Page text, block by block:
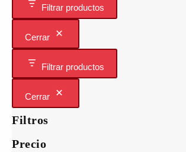
Filtrar productos
Cerrar
Filtrar productos
Cerrar
Filtros
Precio